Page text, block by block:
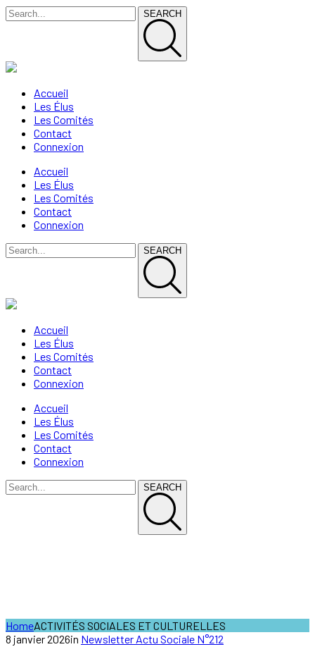
SEARCH
Accueil
Les Élus
Les Comités
Contact
Connexion
Accueil
Les Élus
Les Comités
Contact
Connexion
SEARCH
Accueil
Les Élus
Les Comités
Contact
Connexion
Accueil
Les Élus
Les Comités
Contact
Connexion
SEARCH
HomeACTIVITÉS SOCIALES ET CULTURELLES
8 janvier 2026in Newsletter Actu Sociale N°212